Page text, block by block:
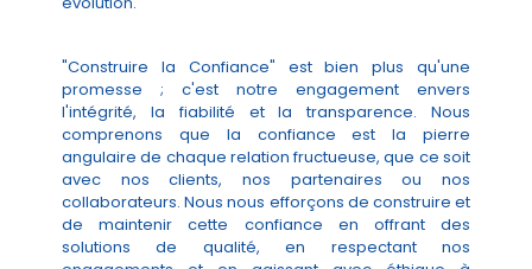
"Construire la Confiance" est bien plus qu'une
promesse ; c'est notre engagement envers
l'intégrité, la fiabilité et la transparence. Nous
comprenons que la confiance est la pierre
angulaire de chaque relation fructueuse, que ce soit
avec nos clients, nos partenaires ou nos
collaborateurs. Nous nous efforçons de construire et
de maintenir cette confiance en offrant des
solutions de qualité, en respectant nos